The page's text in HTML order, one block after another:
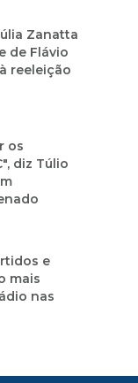
Zanatta
de Flávio
reeleição
os
diz Túlio
e
mais
nas